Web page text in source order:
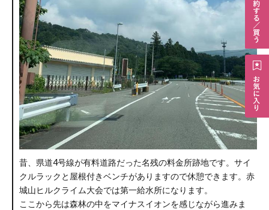
昔、県道4号線が有料道路だった名残の料金所跡地です。サイ
クルラックと屋根付きベンチがありますので休憩できます。赤
城山ヒルクライム大会では第一給水所になります。
ここから先は森林の中をマイナスイオンを感じながら進みま